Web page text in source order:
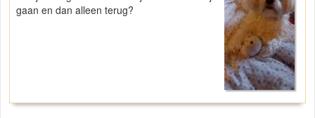
gaan en dan alleen terug?